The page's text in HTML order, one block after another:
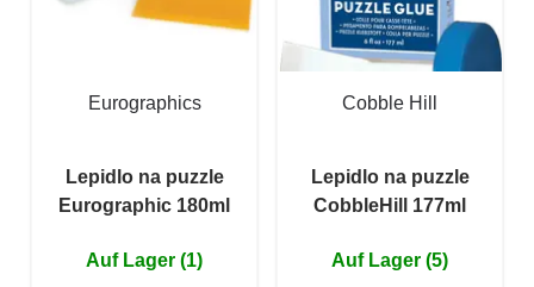
Eurographics
Lepidlo na puzzle
Eurographic 180ml
Auf Lager (1)
Cobble Hill
Lepidlo na puzzle
CobbleHill 177ml
Auf Lager (5)